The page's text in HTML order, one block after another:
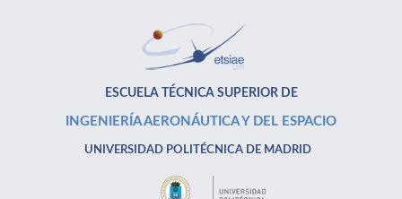
ESCUELA TÉCNICA SUPERIOR DE
INGENIERÍA AERONÁUTICA Y DEL ESPACIO
UNIVERSIDAD POLITÉCNICA DE MADRID